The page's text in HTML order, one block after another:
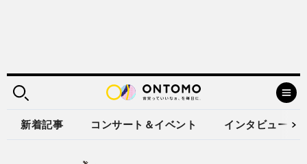
新着記事 コンサート＆イベント インタビュー